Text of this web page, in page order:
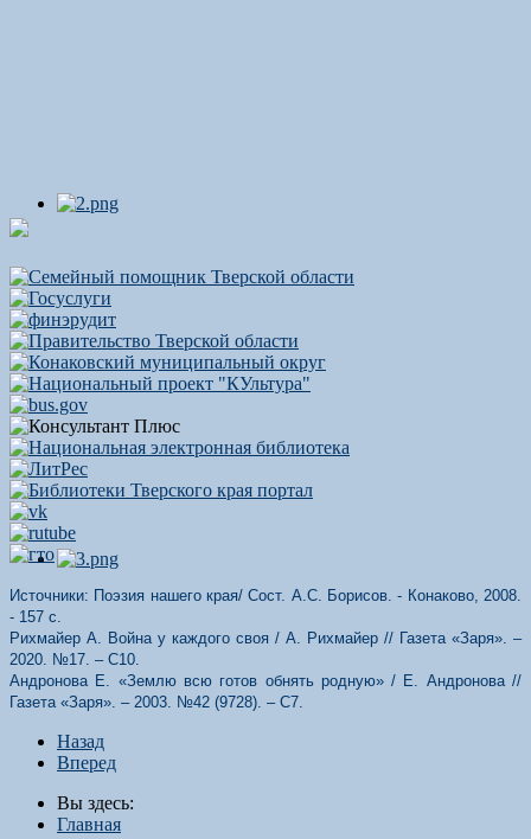
Источники: Поэзия нашего края/ Сост. А.С. Борисов. - Конаково, 2008.
- 157 с.
Рихмайер А. Война у каждого своя / А. Рихмайер // Газета «Заря». –
2020. №17. – С10.
Андронова Е. «Землю всю готов обнять родную» / Е. Андронова //
Газета «Заря». – 2003. №42 (9728). – С7.
Назад
Вперед
Вы здесь:
Главная